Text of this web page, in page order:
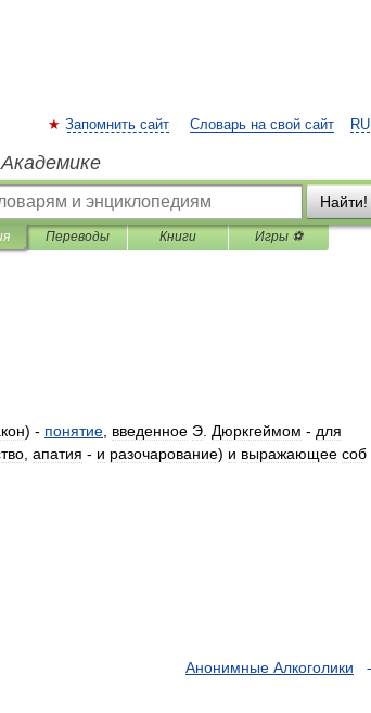
RU
Запомнить сайт Словарь на свой сайт
Найти!
Переводы Книги Игры ⚽
) - понятие введенное Э Дюркгеймом - для
апатия - и разочарование) и выражающее соб
Анонимные Алкоголики